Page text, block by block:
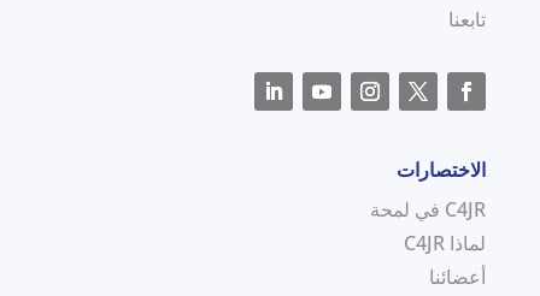
تابعنا
الاختصارات
C4JR في لمحة
لماذا C4JR
أعضائنا